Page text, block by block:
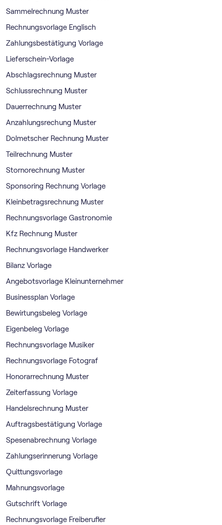
Sammelrechnung Muster
Rechnungsvorlage Englisch
Zahlungsbestätigung Vorlage
Lieferschein-Vorlage
Abschlagsrechnung Muster
Schlussrechnung Muster
Dauerrechnung Muster
Anzahlungsrechung Muster
Dolmetscher Rechnung Muster
Teilrechnung Muster
Stornorechnung Muster
Sponsoring Rechnung Vorlage
Kleinbetragsrechnung Muster
Rechnungsvorlage Gastronomie
Kfz Rechnung Muster
Rechnungsvorlage Handwerker
Bilanz Vorlage
Angebotsvorlage Kleinunternehmer
Businessplan Vorlage
Bewirtungsbeleg Vorlage
Eigenbeleg Vorlage
Rechnungsvorlage Musiker
Rechnungsvorlage Fotograf
Honorarrechnung Muster
Zeiterfassung Vorlage
Handelsrechnung Muster
Auftragsbestätigung Vorlage
Spesenabrechnung Vorlage
Zahlungserinnerung Vorlage
Quittungsvorlage
Mahnungsvorlage
Gutschrift Vorlage
Rechnungsvorlage Freiberufler